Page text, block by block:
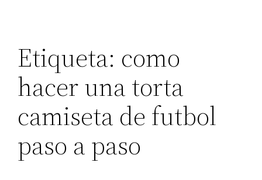
Etiqueta: como
hacer una torta
camiseta de futbol
paso a paso